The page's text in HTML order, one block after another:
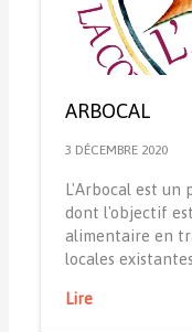
ARBOCAL
3 DÉCEMBRE 2020
L'Arbocal est un
dont l'objectif
alimentaire en
locales
Lire